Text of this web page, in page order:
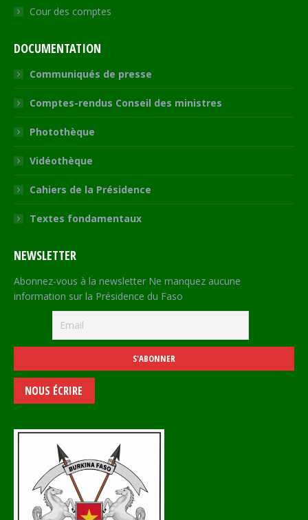
Cour des comptes
DOCUMENTATION
Communiqués de presse
Comptes-rendus Conseil des ministres
Photothèque
Vidéothèque
Cahiers de la Présidence
Textes fondamentaux
NEWSLETTER
Abonnez-vous à la newsletter Ne manquez aucune
information sur la Présidence du Faso
NOUS ÉCRIRE